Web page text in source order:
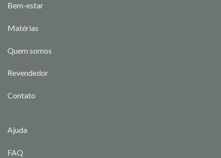
Bem-estar
Matérias
Quem somos
Revendedor
Contato
Ajuda
FAQ